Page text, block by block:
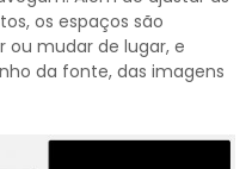
os espaços são
ou mudar de lugar, e
da fonte, das imagens